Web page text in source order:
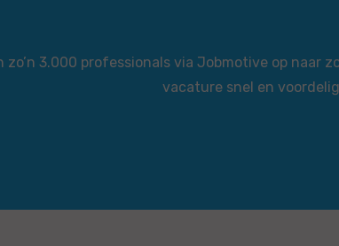
zo’n 3.000 professionals via Jobmotive op naar
vacature snel en